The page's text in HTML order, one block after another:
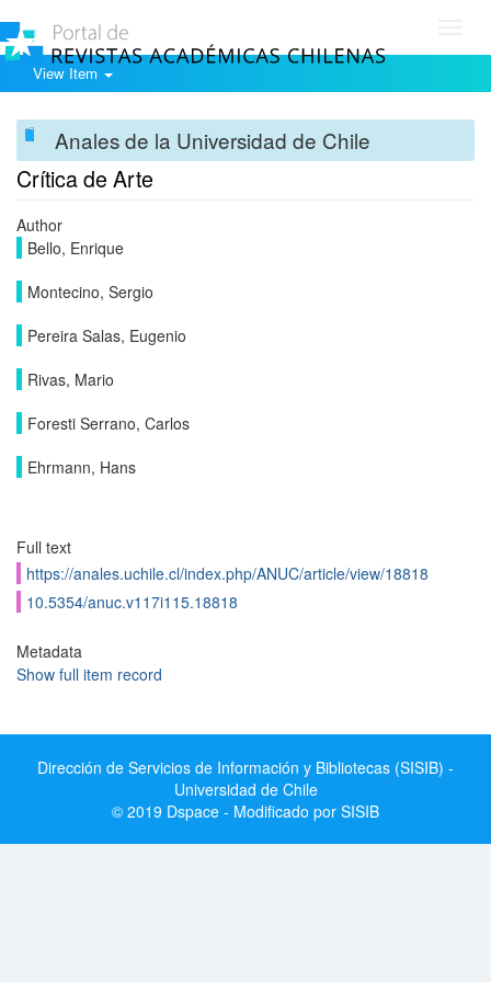
View Item
Anales de la Universidad de Chile
Crítica de Arte
Author
Bello, Enrique
Montecino, Sergio
Pereira Salas, Eugenio
Rivas, Mario
Foresti Serrano, Carlos
Ehrmann, Hans
Full text
https://anales.uchile.cl/index.php/ANUC/article/view/18818
10.5354/anuc.v117i115.18818
Metadata
Show full item record
Dirección de Servicios de Información y Bibliotecas (SISIB) -
Universidad de Chile
© 2019 Dspace - Modificado por SISIB